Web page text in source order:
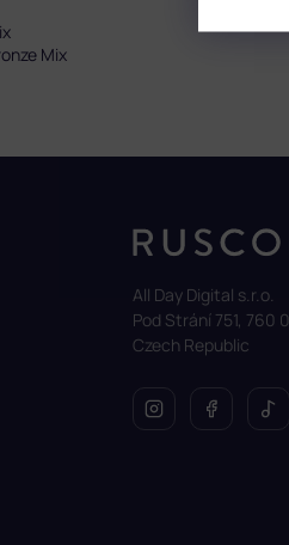
Mix
All Day Digital s.r.o.
Pod Strání 751, 760
Czech Republic